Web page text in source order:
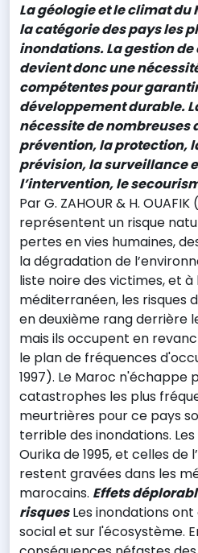
La géologie et le climat du
la catégorie des pays les
inondations. La gestion
devient donc une
compétentes pour
développement durable.
nécessite de nombreuses
prévention, la protection,
prévision, la surveillance
l’intervention, le
Par G. ZAHOUR & H.
représentent un risque
pertes en vies humaines,
la dégradation de
liste noire des victimes, et
méditerranéen, les risques
en deuxième rang derrière
mais ils occupent en
le plan de fréquences
1997). Le Maroc n'échappe
catastrophes les plus
meurtrières pour ce pays
terrible des inondations.
Ourika de 1995, et celles de
restent gravées dans les
marocains. Effets
risquesLes inondations
social et sur l'écosystème.